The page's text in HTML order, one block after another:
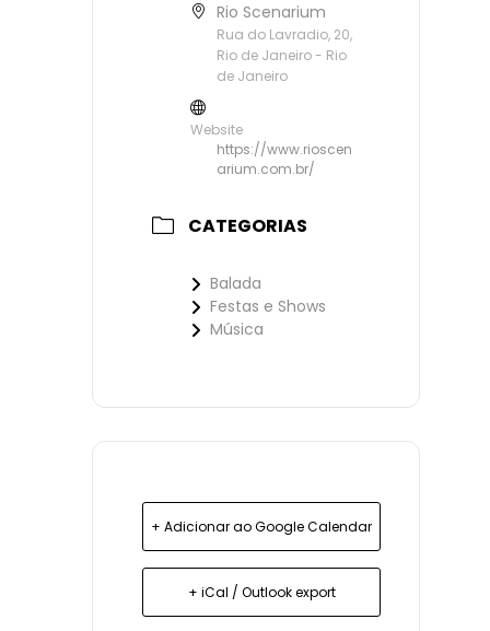
Rio Scenarium
Rua do Lavradio, 20,
Rio de Janeiro - Rio
de Janeiro
Website
https://www.rioscen
arium.com.br/
CATEGORIAS
Balada
Festas e Shows
Música
+ Adicionar ao Google Calendar
+ iCal / Outlook export